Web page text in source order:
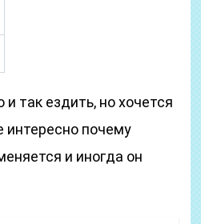
так ездить, но хочется
интересно почему
и иногда он